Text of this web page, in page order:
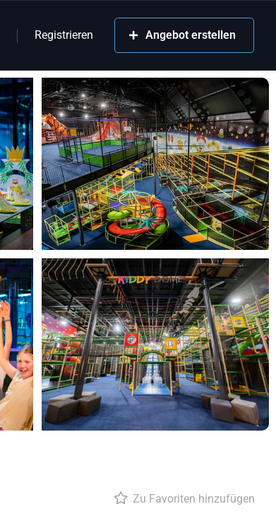
Registrieren Angebot erstellen
Zu Favoriten hinzufügen